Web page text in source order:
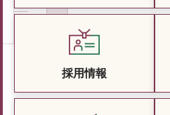
採用情報